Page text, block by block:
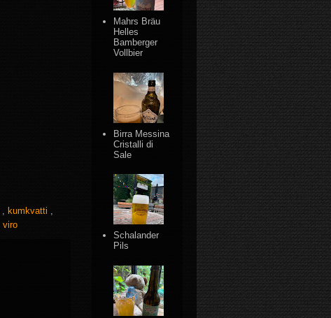
kumkvatti
viro
Mahrs Bräu
Helles
Bamberger
Vollbier
Birra Messina
Cristalli di
Sale
Schalander
Pils